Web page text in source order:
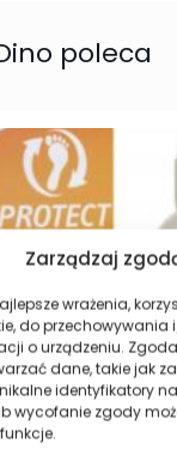
Zarządzaj
wrażenia,
do przechowywania
o urządzeniu.
dane, takie jak
identyfikatory
wycofanie zgody
poleca
PROTECT FUB SPRAY
to ochronny
jest do